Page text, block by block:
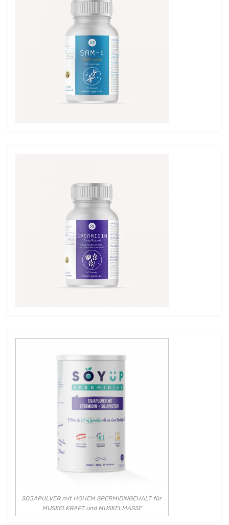
SOJAPULVER mit HOHEM SPERMIDINGEHALT für
MUSKELKRAFT und MUSKELMASSE